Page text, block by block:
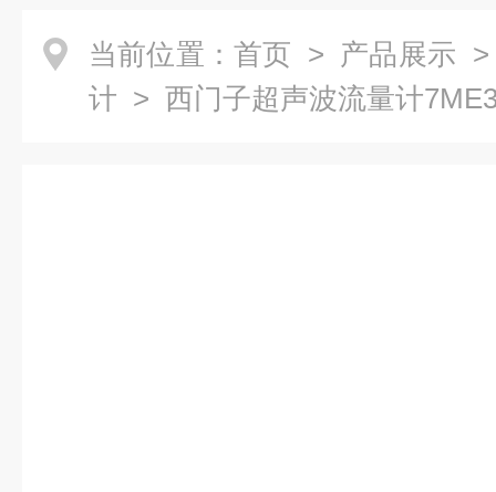
当前位置： 首页 > 产品展示
计 > 西门子超声波流量计